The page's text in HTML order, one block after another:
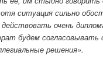
ситуация сильно
очень
будем согласовывать
решения».